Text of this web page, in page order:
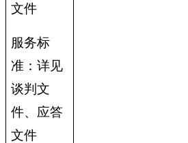
文件
服务标
准：详见
谈判文
件、应答
文件